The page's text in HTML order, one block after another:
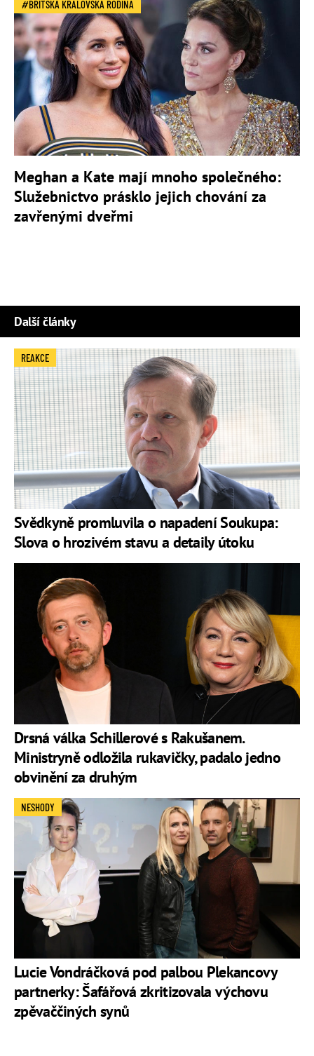
BRITSKÁ KRÁLOVSKÁ RODINA
Meghan a Kate mají mnoho společného:
Služebnictvo prásklo jejich chování za
zavřenými dveřmi
Další články
Svědkyně promluvila o napadení Soukupa:
Slova o hrozivém stavu a detaily útoku
REAKCE
Drsná válka Schillerové s Rakušanem.
Ministryně odložila rukavičky, padalo jedno
obvinění za druhým
Lucie Vondráčková pod palbou Plekancovy
partnerky: Šafářová zkritizovala výchovu
zpěvaččiných synů
NESHODY